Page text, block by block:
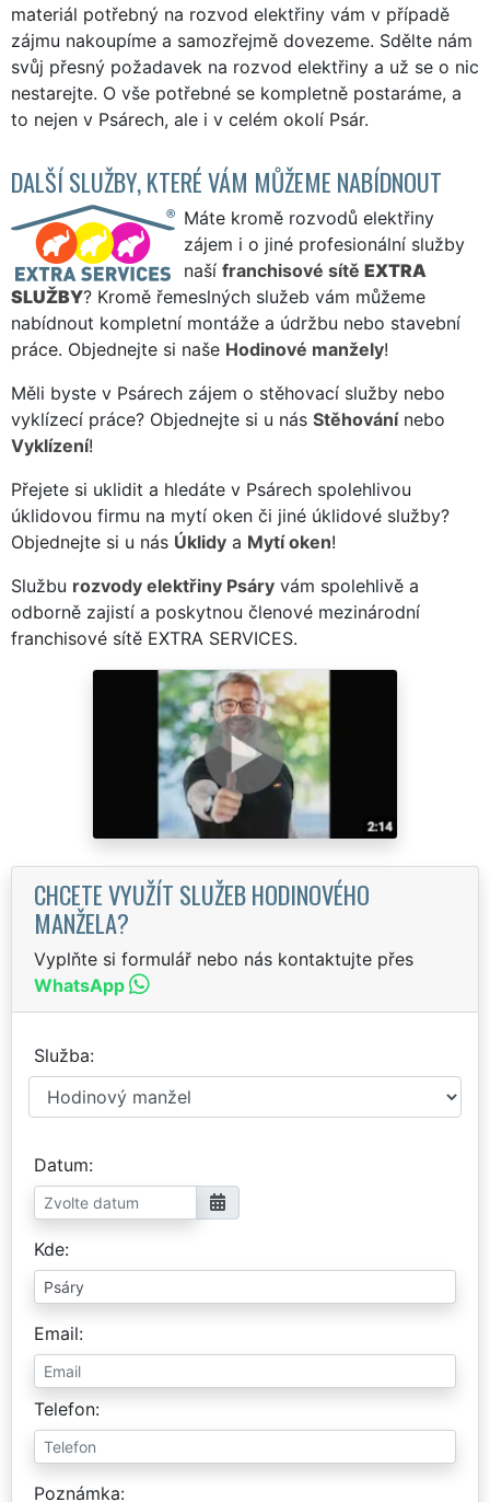
materiál potřebný na rozvod elektřiny vám v případě
zájmu nakoupíme a samozřejmě dovezeme. Sdělte nám
svůj přesný požadavek na rozvod elektřiny a už se o nic
nestarejte. O vše potřebné se kompletně postaráme, a
to nejen v Psárech, ale i v celém okolí Psár.
DALŠÍ SLUŽBY, KTERÉ VÁM MŮŽEME NABÍDNOUT
Máte kromě rozvodů elektřiny
zájem i o jiné profesionální služby
naší franchisové sítě EXTRA
SLUŽBY? Kromě řemeslných služeb vám můžeme
nabídnout kompletní montáže a údržbu nebo stavební
práce. Objednejte si naše Hodinové manžely!
Měli byste v Psárech zájem o stěhovací služby nebo
vyklízecí práce? Objednejte si u nás Stěhovánínebo
Vyklízení!
Přejete si uklidit a hledáte v Psárech spolehlivou
úklidovou firmu na mytí oken či jiné úklidové služby?
Objednejte si u nás Úklidy a Mytí oken!
Službu rozvody elektřiny Psáry vám spolehlivě a
odborně zajistí a poskytnou členové mezinárodní
franchisové sítě EXTRA SERVICES.
CHCETE VYUŽÍT SLUŽEB HODINOVÉHO
MANŽELA?
Vyplňte si formulář nebo nás kontaktujte přes
WhatsApp
Služba
Datum
Kde
Email
Telefon
Poznámka